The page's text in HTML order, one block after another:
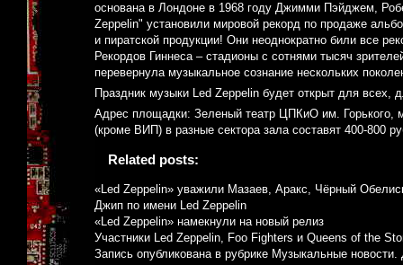
основана в Лондоне в 1968 году Джимми Пэйджем,
Zeppelin" установили мировой рекорд по продаже
и пиратской продукции! Они неоднократно били все
Рекордов Гиннеса – стадионы с сотнями тысяч
перевернула музыкальное сознание нескольких
Праздник музыки Led Zeppelin будет открыт для всех,
Адрес площадки: Зеленый театр ЦПКиО им. Горького,
(кроме ВИП) в разные сектора зала составят 400-800
Related posts:
«Led Zeppelin» уважили Мазаев, Аракс, Чёрный
Джип по имени Led Zeppelin
«Led Zeppelin» намекнули на новый релиз
Участники Led Zeppelin, Foo Fighters и Queens of the
Запись опубликована в рубрике Музыкальные новости.